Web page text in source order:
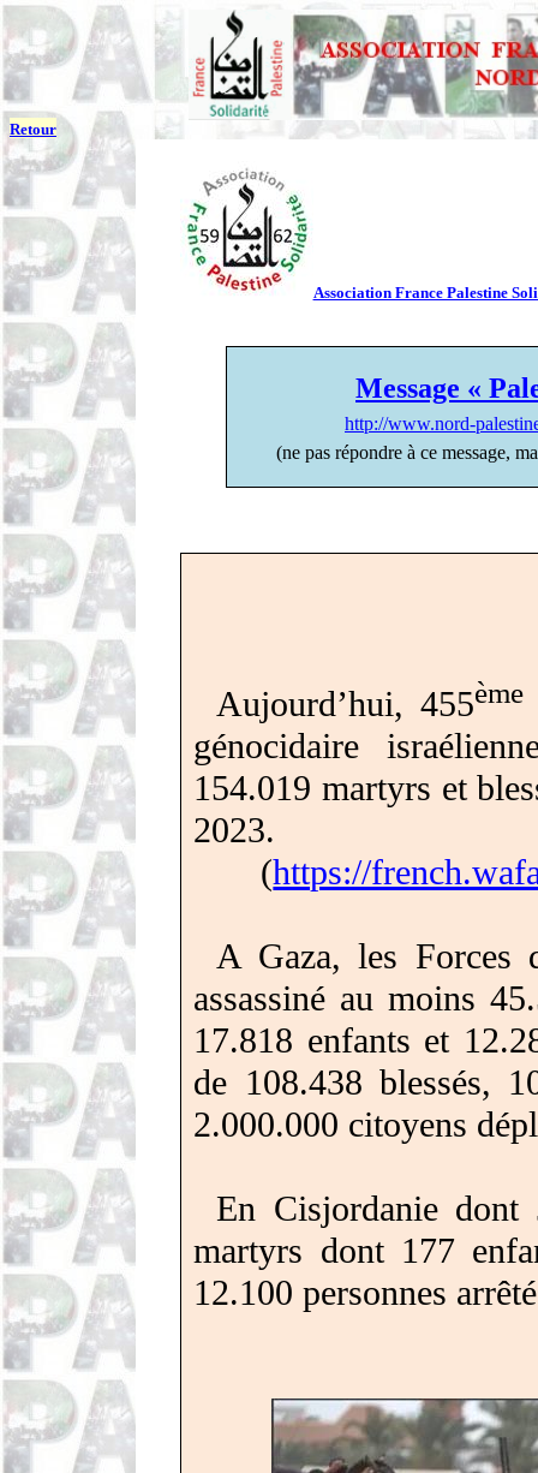
Retour
Association France Palestine
Message «
http://www.nord-
(ne pas répondre à ce message,
Aujourd’hui, 455ème
génocidaire
154.019 martyrs et
2023.
(https://
A Gaza, les Forces
assassiné au moins
17.818 enfants et
de 108.438 blessés,
2.000.000 citoyens
En Cisjordanie dont
martyrs dont 177
12.100 personnes